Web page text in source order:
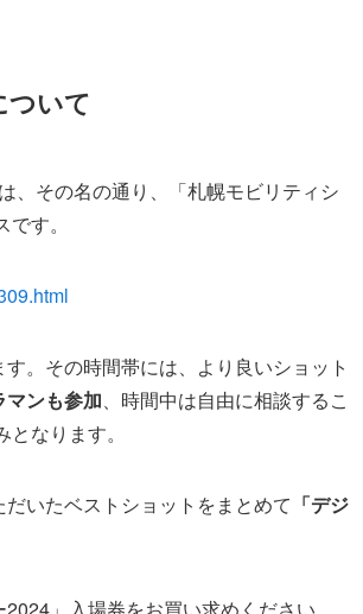
ついて
は、その名の通り、「札幌モビリティシ
す。
。その時間帯には、より良いショット
ンも参加、時間中は自由に相談するこ
なります。
いたベストショットをまとめて 「デジ